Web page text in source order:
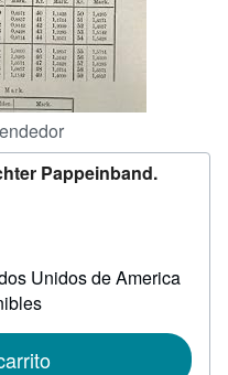
Pappeinband.
Unidos de America